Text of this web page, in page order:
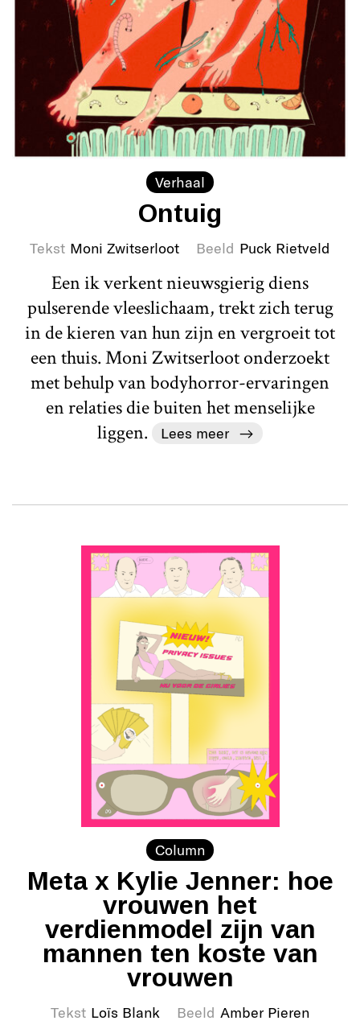
Verhaal
Ontuig
Tekst Moni Zwitserloot Beeld Puck Rietveld
Een ik verkent nieuwsgierig diens
pulserende vleeslichaam, trekt zich terug
in de kieren van hun zijn en vergroeit tot
een thuis. Moni Zwitserloot onderzoekt
met behulp van bodyhorror-ervaringen
en relaties die buiten het menselijke
liggen.
Lees meer
Column
Meta x Kylie Jenner: hoe
vrouwen het
verdienmodel zijn van
mannen ten koste van
vrouwen
Tekst Loïs Blank Beeld Amber Pieren